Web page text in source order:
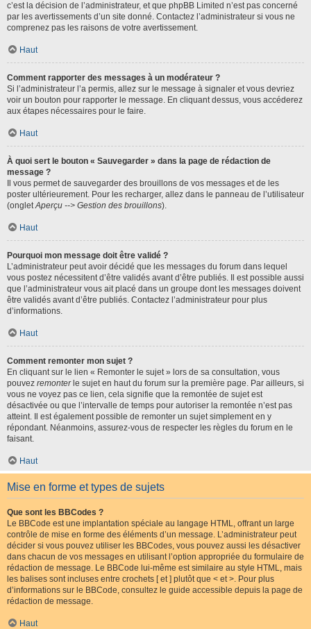
c’est la décision de l’administrateur, et que phpBB Limited n’est pas concerné
par les avertissements d’un site donné. Contactez l’administrateur si vous ne
comprenez pas les raisons de votre avertissement.
Haut
Comment rapporter des messages à un modérateur ?
Si l’administrateur l’a permis, allez sur le message à signaler et vous devriez
voir un bouton pour rapporter le message. En cliquant dessus, vous accéderez
aux étapes nécessaires pour le faire.
Haut
À quoi sert le bouton « Sauvegarder » dans la page de rédaction de
message ?
Il vous permet de sauvegarder des brouillons de vos messages et de les
poster ultérieurement. Pour les recharger, allez dans le panneau de l’utilisateur
(ongletAperçu --> Gestion des brouillons).
Haut
Pourquoi mon message doit être validé ?
L’administrateur peut avoir décidé que les messages du forum dans lequel
vous postez nécessitent d’être validés avant d’être publiés. Il est possible aussi
que l’administrateur vous ait placé dans un groupe dont les messages doivent
être validés avant d’être publiés. Contactez l’administrateur pour plus
d’informations.
Haut
Comment remonter mon sujet ?
En cliquant sur le lien « Remonter le sujet » lors de sa consultation, vous
pouvez remonterle sujet en haut du forum sur la première page. Par ailleurs, si
vous ne voyez pas ce lien, cela signifie que la remontée de sujet est
désactivée ou que l’intervalle de temps pour autoriser la remontée n’est pas
atteint. Il est également possible de remonter un sujet simplement en y
répondant. Néanmoins, assurez-vous de respecter les règles du forum en le
faisant.
Haut
Mise en forme et types de sujets
Que sont les BBCodes ?
Le BBCode est une implantation spéciale au langage HTML, offrant un large
contrôle de mise en forme des éléments d’un message. L’administrateur peut
décider si vous pouvez utiliser les BBCodes, vous pouvez aussi les désactiver
dans chacun de vos messages en utilisant l’option appropriée du formulaire de
rédaction de message. Le BBCode lui-même est similaire au style HTML, mais
les balises sont incluses entre crochets [ et ] plutôt que < et >. Pour plus
d’informations sur le BBCode, consultez le guide accessible depuis la page de
rédaction de message.
Haut